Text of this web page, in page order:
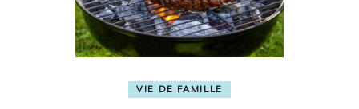
VIE DE FAMILLE